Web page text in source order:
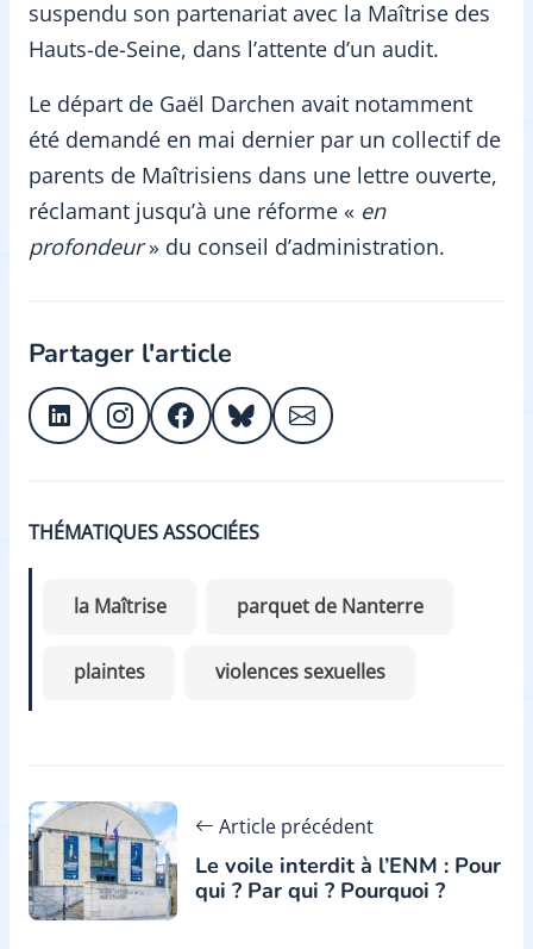
suspendu son partenariat avec la Maîtrise des
Hauts-de-Seine, dans l’attente d’un audit.
Le départ de Gaël Darchen avait notamment
été demandé en mai dernier par un collectif de
parents de Maîtrisiens dans une lettre ouverte,
réclamant jusqu’à une réforme « en
profondeur» du conseil d’administration.
Partager l'article
THÉMATIQUES ASSOCIÉES
la Maîtrise parquet de Nanterre
plaintes violences sexuelles
Article précédent
Le voile interdit à l’ENM : Pour
qui ? Par qui ? Pourquoi ?